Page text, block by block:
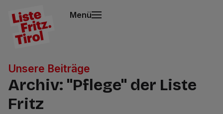
Menü
Unsere Beiträge
Archiv: "Pflege" der Liste
Fritz